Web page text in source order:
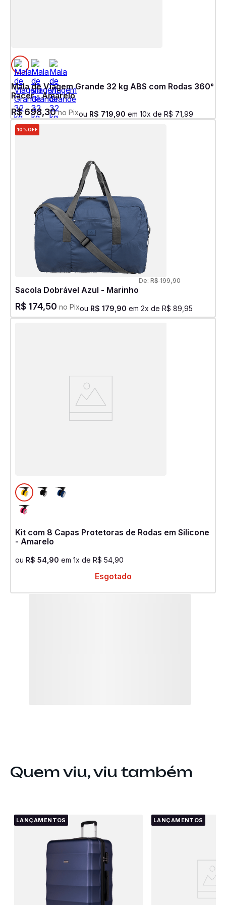
Mala de Viagem Grande 32 kg ABS com Rodas 360°
Racer - Amarelo
R$ 698,30no Pixou R$ 719 90 em 10x de R$ 71 99
10%OFF
Sacola Dobrável Azul - Marinho
De: R$ 199,90
R$ 174,50 no Pixou R$ 179 90 em 2x de R$ 89 95
Kit com 8 Capas Protetoras de Rodas em Silicone
- Amarelo
ou R$ 54 90 em 1x de R$ 54 90
Esgotado
Quem viu, viu também
LANÇAMENTOS LANÇAMENTOS